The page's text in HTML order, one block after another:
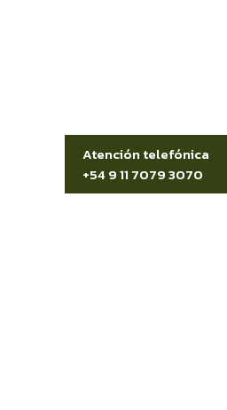
Atención telefónica
+54 9 11 7079 3070